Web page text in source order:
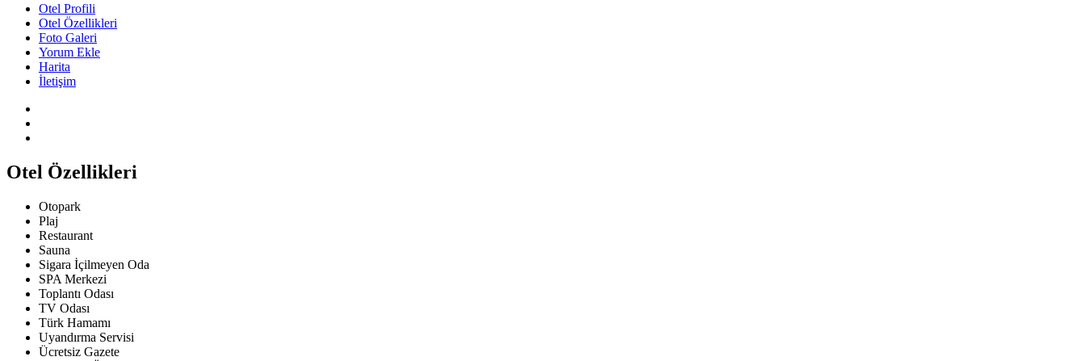
Otel Profili
Otel Özellikleri
Foto Galeri
Yorum Ekle
Harita
İletişim
Otel Özellikleri
Otopark
Plaj
Restaurant
Sauna
Sigara İçilmeyen Oda
SPA Merkezi
Toplantı Odası
TV Odası
Türk Hamamı
Uyandırma Servisi
Ücretsiz Gazete